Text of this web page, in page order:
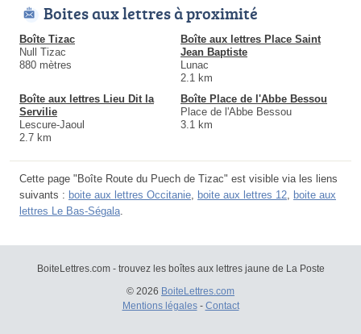
Boites aux lettres à proximité
Boîte Tizac
Null Tizac
880 mètres
Boîte aux lettres Place Saint
Jean Baptiste
Lunac
2.1 km
Boîte aux lettres Lieu Dit la
Servilie
Lescure-Jaoul
2.7 km
Boîte Place de l'Abbe Bessou
Place de l'Abbe Bessou
3.1 km
Cette page "Boîte Route du Puech de Tizac" est visible via les liens
suivants : boite aux lettres Occitanie boite aux lettres 12 boite aux
lettres Le Bas-Ségala
BoiteLettres.com - trouvez les boîtes aux lettres jaune de La Poste
© 2026 BoiteLettres.com
Mentions légales- Contact